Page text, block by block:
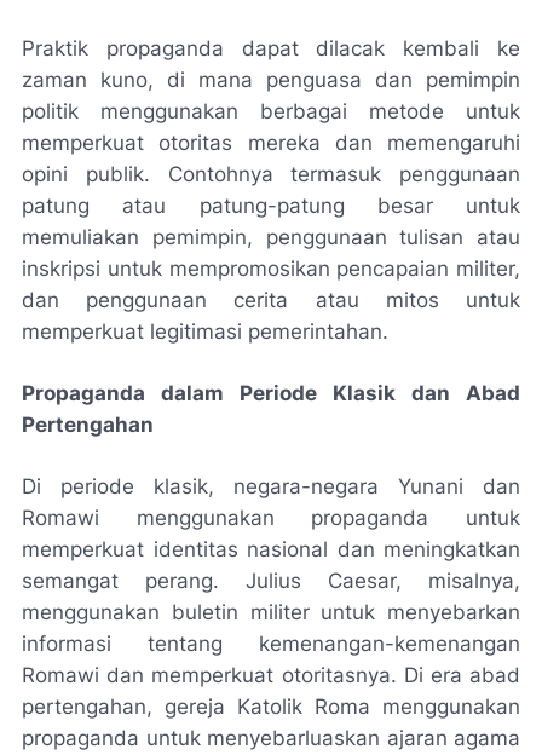
Praktik propaganda dapat dilacak kembali ke
zaman kuno, di mana penguasa dan pemimpin
politik menggunakan berbagai metode untuk
memperkuat otoritas mereka dan memengaruhi
opini publik. Contohnya termasuk penggunaan
patung atau patung-patung besar untuk
memuliakan pemimpin, penggunaan tulisan atau
inskripsi untuk mempromosikan pencapaian militer,
dan penggunaan cerita atau mitos untuk
memperkuat legitimasi pemerintahan.
Propaganda dalam Periode Klasik dan Abad
Pertengahan
Di periode klasik, negara-negara Yunani dan
Romawi menggunakan propaganda untuk
memperkuat identitas nasional dan meningkatkan
semangat perang. Julius Caesar, misalnya,
menggunakan buletin militer untuk menyebarkan
informasi tentang kemenangan-kemenangan
Romawi dan memperkuat otoritasnya. Di era abad
pertengahan, gereja Katolik Roma menggunakan
propaganda untuk menyebarluaskan ajaran agama